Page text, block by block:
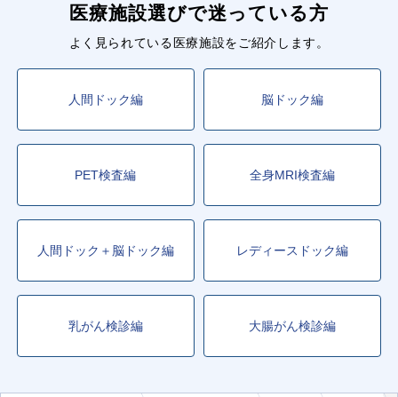
医療施設選びで迷っている方
よく見られている医療施設をご紹介します。
人間ドック編 脳ドック編
PET検査編 全身MRI検査編
人間ドック＋脳ドック編 レディースドック編
乳がん検診編 大腸がん検診編